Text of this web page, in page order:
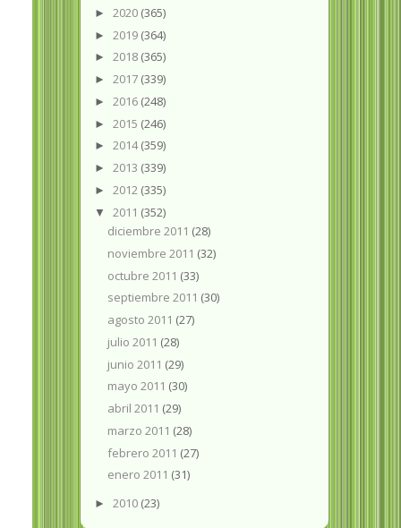
► 2020 (365)
► 2019 (364)
► 2018 (365)
► 2017 (339)
► 2016 (248)
► 2015 (246)
► 2014(359)
► 2013 (339)
► 2012 (335)
▼ 2011 (352)
diciembre 2011 (28)
noviembre 2011 (32)
octubre 2011 (33)
septiembre 2011 (30)
agosto 2011 (27)
julio 2011 (28)
junio 2011 (29)
mayo 2011 (30)
abril 2011 (29)
marzo 2011 (28)
febrero 2011 (27)
enero 2011 (31)
► 2010 (23)